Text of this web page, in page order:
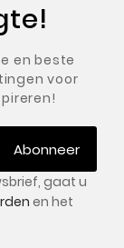
en beste
voor
Abonneer
gaat u
en het